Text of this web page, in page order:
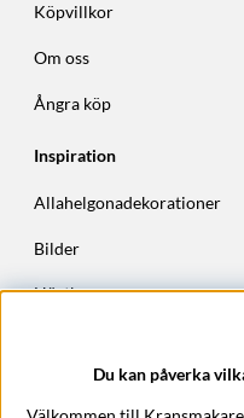
Köpvillkor
Om oss
Ångra köp
Inspiration
Allahelgonadekorationer
Bilder
Höstkransar
Du kan påverka